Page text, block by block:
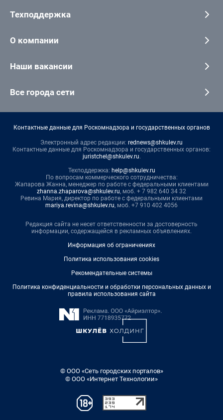
Техподдержка
О компании
Наши вакансии
Все города сети
Контактные данные для Роскомнадзора и государственных органов
Электронный адрес редакции: rednews@shkulev.ru
Контактные данные для Роскомнадзора и государственных органов:
juristchel@shkulev.ru.
Техподдержка: help@shkulev.ru
По вопросам коммерческого сотрудничества:
Жапарова Жанна, менеджер по работе с федеральными клиентами
zhanna.zhaparova@shkulev.ru, моб. + 7 982 640 34 32
Ревина Мария, директор по работе с федеральными клиентами
mariya.revina@shkulev.ru, моб. +7 910 402 4056
Редакция сайта не несет ответственности за достоверность
информации, содержащейся в рекламных объявлениях.
Информация об ограничениях
Политика использования cookies
Рекомендательные системы
Политика конфиденциальности и обработки персональных данных и
правила использования сайта
© ООО «Сеть городских порталов»
© ООО «Интернет Технологии»